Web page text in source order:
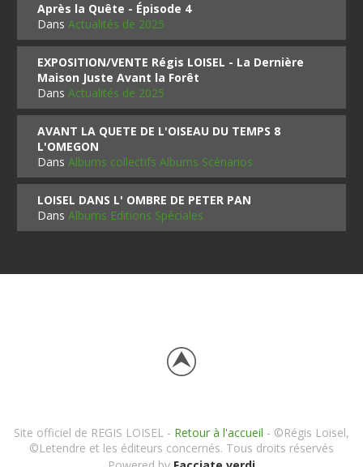
Après la Quête - Épisode 4
DansActualités de 2025
EXPOSITION/VENTE Régis LOISEL - La Dernière
Maison Juste Avant la Forêt
DansActualités de 2025
AVANT LA QUETE DE L'OISEAU DU TEMPS 8
L'OMEGON
DansAlbums collectifs Albums Scénarios
LOISEL DANS L' OMBRE DE PETER PAN
DansAlbums Editions Spéciales
Site officiel de REGIS LOISEL - Retour à l'accueil - ©Régis Loisel,
©Letendre et les éditeurs concernés. Tous droits réservés